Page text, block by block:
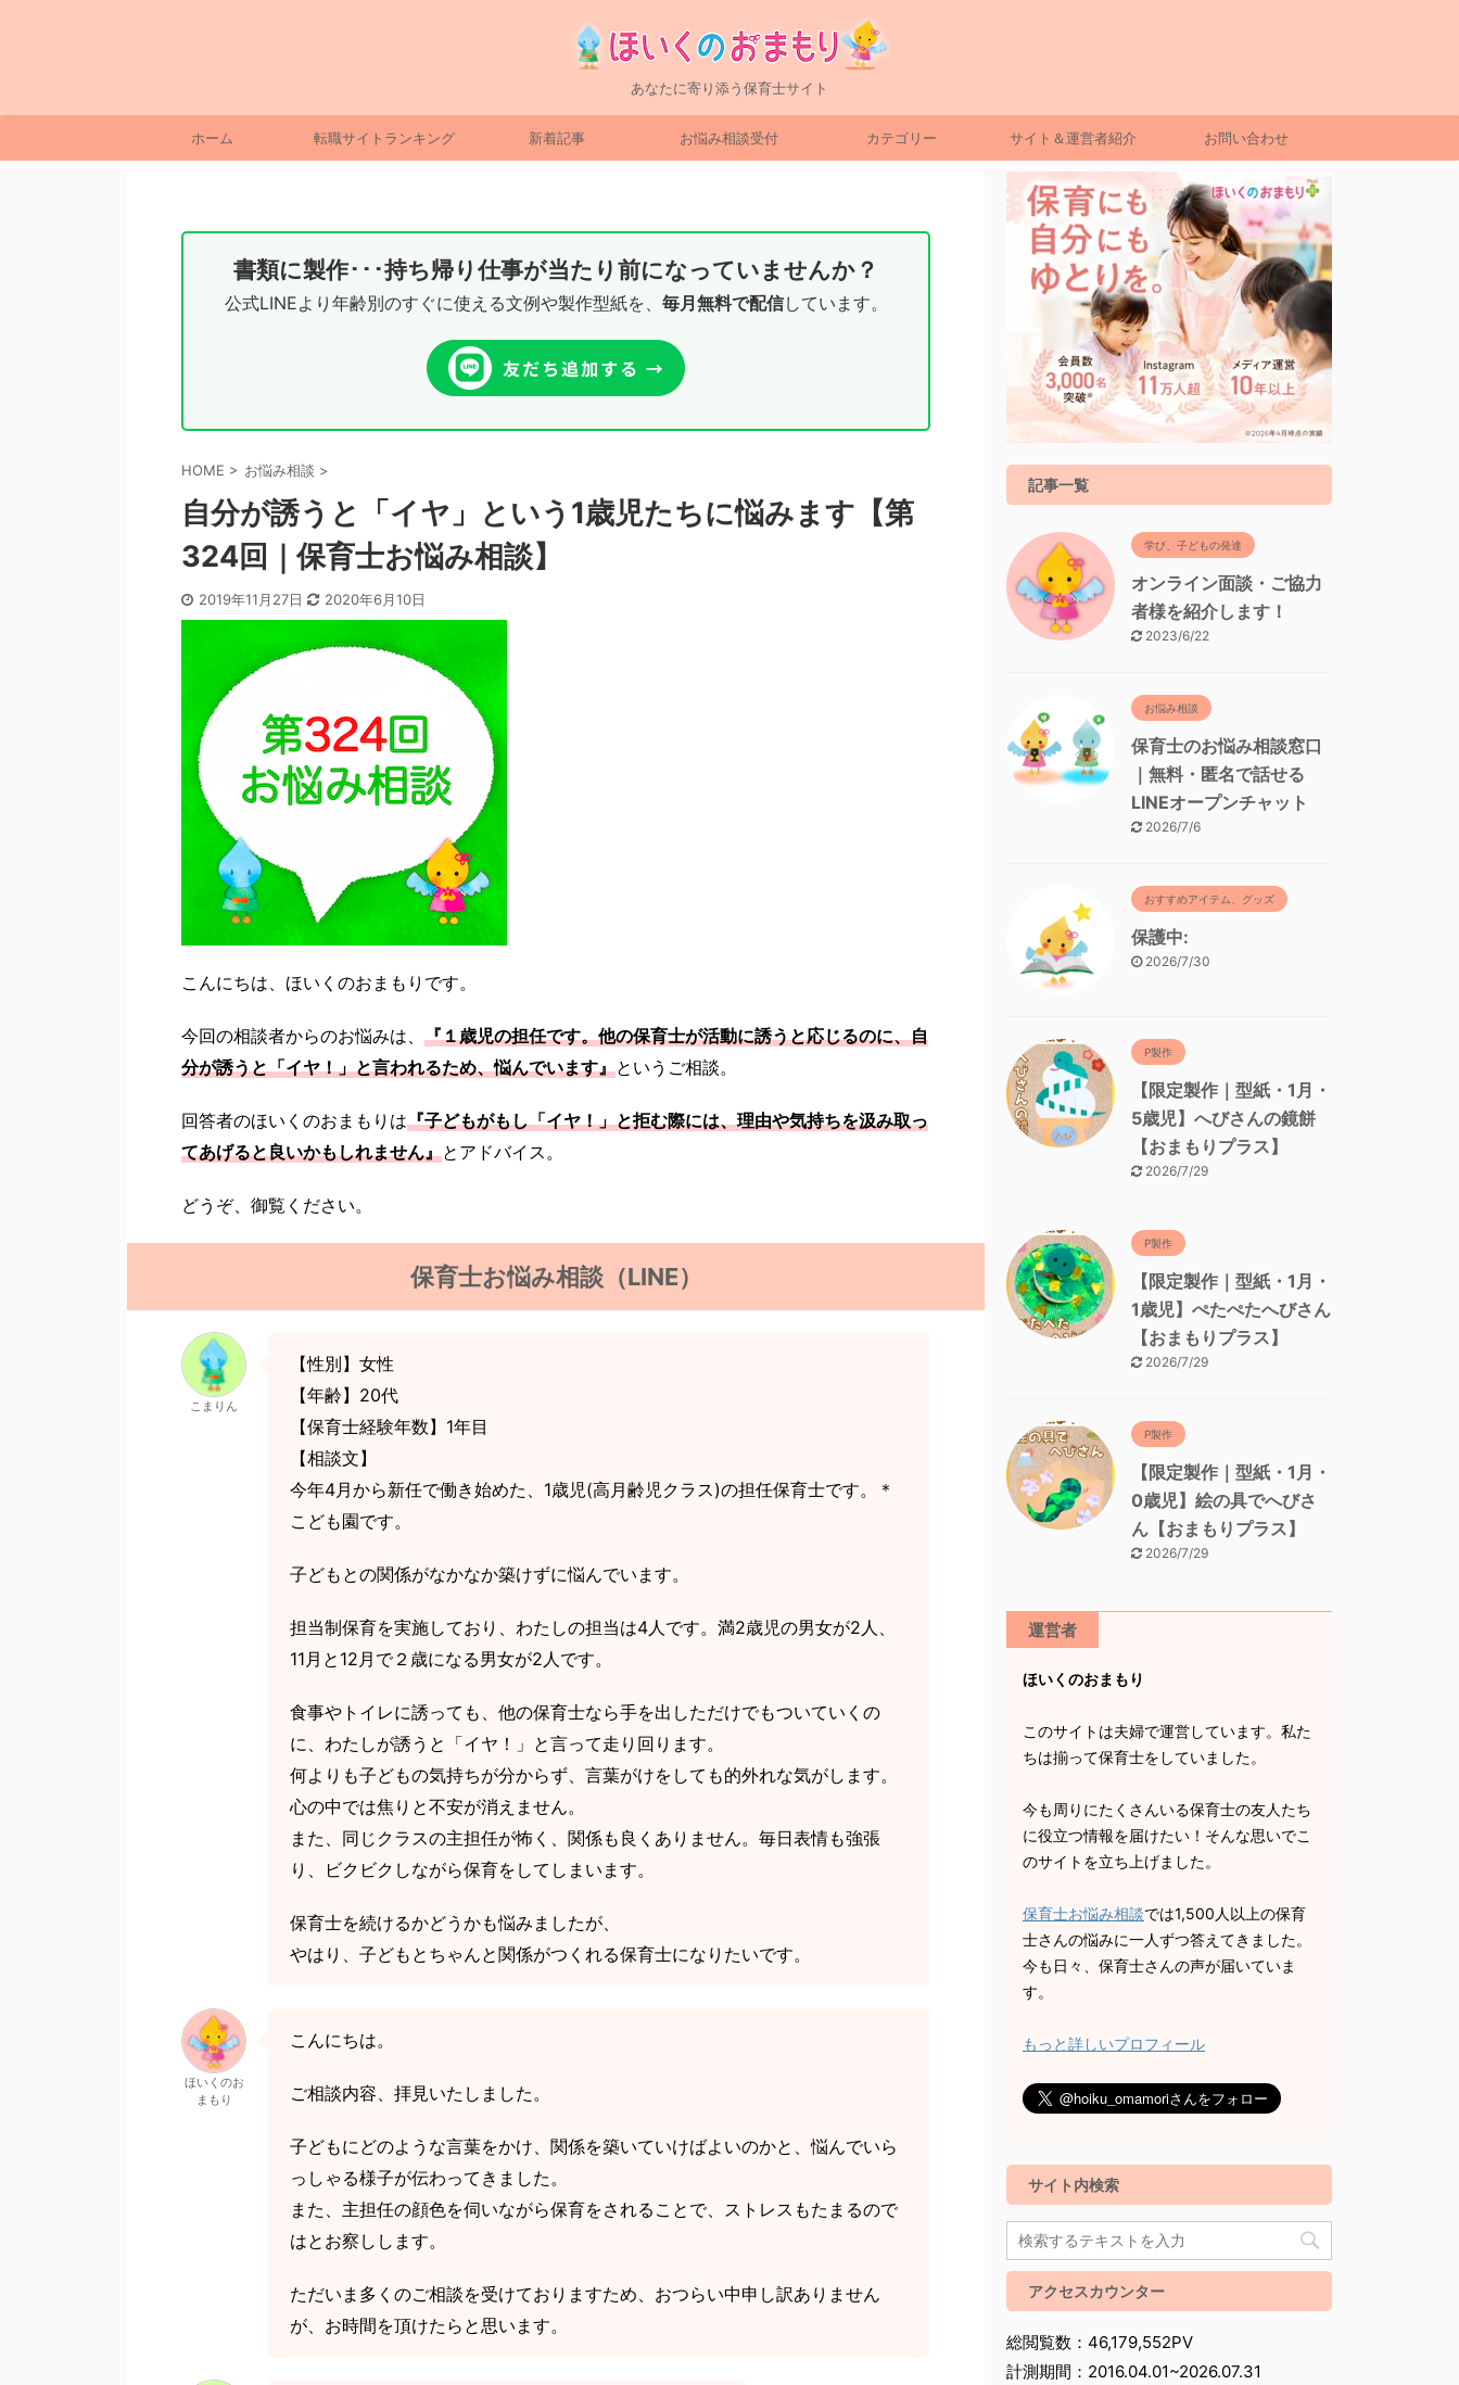
あなたに寄り添う保育士サイト
ホーム 転職サイトランキング 新着記事 お悩み相談受付 カテゴリー サイト＆運営者紹介 お問い合わせ
書類に製作･･･持ち帰り仕事が当たり前になっていませんか？
公式LINEより年齢別のすぐに使える文例や製作型紙を、 毎月無料で配信しています。
HOME > お悩み相談 >
自分が誘うと「イヤ」という1歳児たちに悩みます【第
324回｜保育士お悩み相談】
2019年11月27日 2020年6月10日
こんにちは、ほいくのおまもりです。
今回の相談者からのお悩みは、 『１歳児の担任です。他の保育士が活動に誘うと応じるのに、自
分が誘うと「イヤ！」と言われるため、悩んでいます』というご相談。
回答者のほいくのおまもりは『子どもがもし「イヤ！」と拒む際には、理由や気持ちを汲み取っ
てあげると良いかもしれません』とアドバイス。
どうぞ、御覧ください。
保育士お悩み相談（LINE）
こまりん
【性別】女性
【年齢】20代
【保育士経験年数】1年目
【相談文】
今年4月から新任で働き始めた、1歳児(高月齢児クラス)の担任保育士です。＊
こども園です。
子どもとの関係がなかなか築けずに悩んでいます。
担当制保育を実施しており、わたしの担当は4人です。満2歳児の男女が2人、
11月と12月で２歳になる男女が2人です。
食事やトイレに誘っても、他の保育士なら手を出しただけでもついていくの
に、わたしが誘うと「イヤ！」と言って走り回ります。
何よりも子どもの気持ちが分からず、言葉がけをしても的外れな気がします。
心の中では焦りと不安が消えません。
また、同じクラスの主担任が怖く、関係も良くありません。毎日表情も強張
り、ビクビクしながら保育をしてしまいます。
保育士を続けるかどうかも悩みましたが、
やはり、子どもとちゃんと関係がつくれる保育士になりたいです。
ほいくのお
まもり
こんにちは。
ご相談内容、拝見いたしました。
子どもにどのような言葉をかけ、関係を築いていけばよいのかと、悩んでいら
っしゃる様子が伝わってきました。
また、主担任の顔色を伺いながら保育をされることで、ストレスもたまるので
はとお察しします。
ただいま多くのご相談を受けておりますため、おつらい中申し訳ありません
が、お時間を頂けたらと思います。
記事一覧
学び、子どもの発達
オンライン面談・ご協力
者様を紹介します！
2023/6/22
お悩み相談
保育士のお悩み相談窓口
｜無料・匿名で話せる
LINEオープンチャット
2026/7/6
おすすめアイテム、グッズ
保護中:
2026/7/30
P製作
【限定製作｜型紙・1月・
5歳児】へびさんの鏡餅
【おまもりプラス】
2026/7/29
P製作
【限定製作｜型紙・1月・
1歳児】ぺたぺたへびさん
【おまもりプラス】
2026/7/29
P製作
【限定製作｜型紙・1月・
0歳児】絵の具でへびさ
ん【おまもりプラス】
2026/7/29
運営者
ほいくのおまもり
このサイトは夫婦で運営しています。私た
ちは揃って保育士をしていました。
今も周りにたくさんいる保育士の友人たち
に役立つ情報を届けたい！そんな思いでこ
のサイトを立ち上げました。
保育士お悩み相談では1,500人以上の保育
士さんの悩みに一人ずつ答えてきました。
今も日々、保育士さんの声が届いていま
す。
もっと詳しいプロフィール
サイト内検索
アクセスカウンター
総閲覧数：46,179,552PV
計測期間：2016.04.01~2026.07.31